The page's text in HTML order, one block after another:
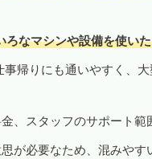
ろなマシンや設備を使い
帰りにも通いやすく、
、スタッフのサポート範
が必要なため、混みや